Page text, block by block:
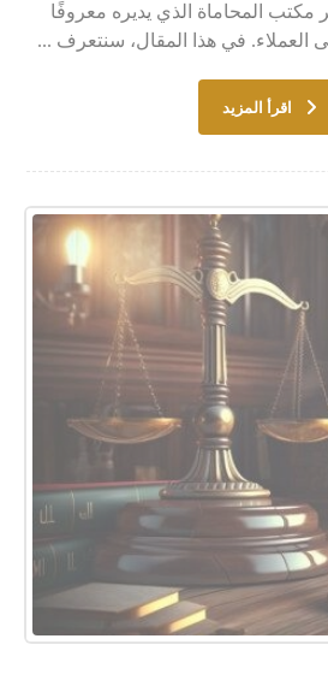
مكتب المحاماة الذي يديره معروفًا
العملاء. في هذا المقال، سنتعرف ...
اقرأ المزيد